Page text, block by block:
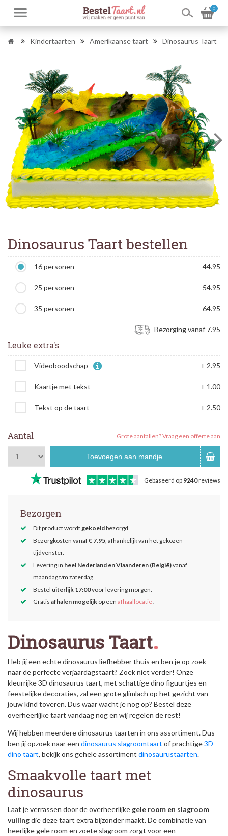
0
Kindertaarten Amerikaanse taart Dinosaurus Taart
Dinosaurus Taart bestellen
16 personen 44.95
25 personen 54.95
35 personen 64.95
Bezorging vanaf 7.95
Leuke extra's
Videoboodschap + 2.95
Kaartje met tekst + 1.00
Tekst op de taart + 2.50
Aantal Grote aantallen? Vraag een offerte aan
Toevoegen aan mandje
Gebaseerd op 9240reviews
Bezorgen
Dit product wordtgekoeldbezorgd.
Bezorgkosten vanaf€ 7.95, afhankelijk van het gekozen
tijdvenster.
Levering in heel Nederland en Vlaanderen (België)vanaf
maandag t/m zaterdag.
Bestel uiterlijk 17:00voor levering morgen.
Gratis afhalen mogelijk op een afhaallocatie.
Dinosaurus Taart
Heb jij een echte dinosaurus liefhebber thuis en ben je op zoek
naar de perfecte verjaardagstaart? Zoek niet verder! Onze
kleurrijke 3D dinosaurus taart, met schattige dino figuurtjes en
feestelijke decoraties, zal een grote glimlach op het gezicht van
jouw kind toveren. Dus waar wacht je nog op? Bestel deze
overheerlijke taart vandaag nog en wij regelen de rest!
Wij hebben meerdere dinosaurus taarten in ons assortiment. Dus
ben jij opzoek naar een dinosaurus slagroomtaart of prachtige3D
dino taart, bekijk ons gehele assortiment dinosaurustaarten.
Smaakvolle taart met
Laat je verrassen door de overheerlijkegele room en slagroom
vullingdie deze taart extra bijzonder maakt. De combinatie van
heerlijke gele room en zoete slagroom zorgt voor een